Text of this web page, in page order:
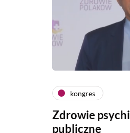
kongres
Zdrowie
publiczne